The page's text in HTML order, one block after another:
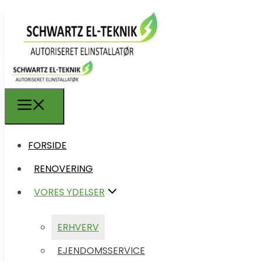
FORSIDE
RENOVERING
VORES YDELSER
ERHVERV
EJENDOMSSERVICE
FORSIDE
RENOVERING
VORES YDELSER
ERHVERV
EJENDOMSSERVICE